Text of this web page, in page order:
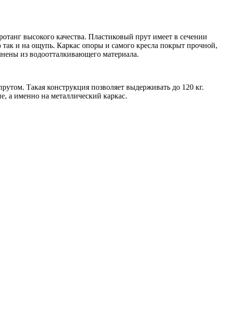
высокого качества. Пластиковый прут имеет в сечении
и на ощупь. Каркас опоры и самого кресла покрыт прочной,
из водоотталкивающего материала.
Такая конструкция позволяет выдерживать до 120 кг.
а именно на металлический каркас.